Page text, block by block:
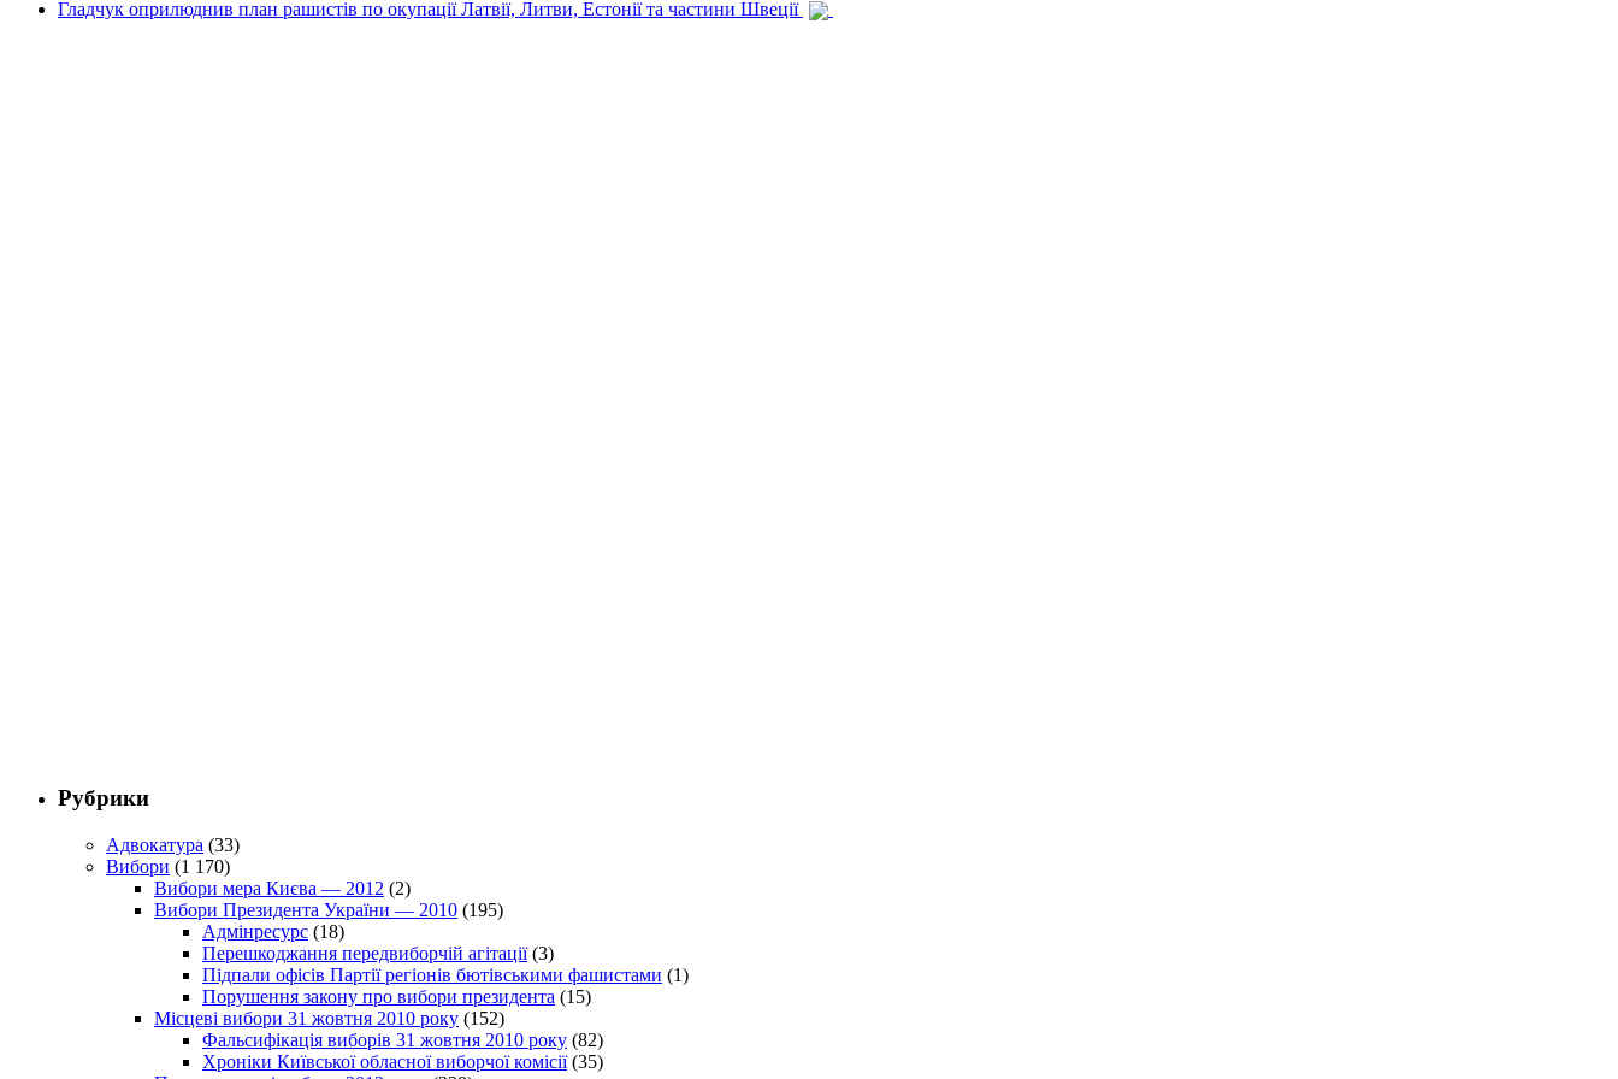
Гладчук оприлюднив план рашистів по окупації Латвії, Литви, Естонії та частини Швеції
Рубрики
Адвокатура (33)
Вибори (1 170)
Вибори мера Києва — 2012 (2)
Вибори Президента України — 2010 (195)
Адмінресурс (18)
Перешкоджання передвиборчій агітації(3)
Підпали офісів Партії регіонів бютівськими фашистами (1)
Порушення закону про вибори президента (15)
Місцеві вибори 31 жовтня 2010 року (152)
Фальсифікація виборів 31 жовтня 2010 року (82)
Хроніки Київської обласної виборчої комісії(35)